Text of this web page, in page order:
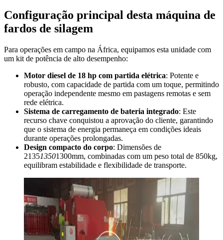
Configuração principal desta máquina de
fardos de silagem
Para operações em campo na África, equipamos esta unidade com
um kit de potência de alto desempenho:
Motor diesel de 18 hp com partida elétrica: Potente e
robusto, com capacidade de partida com um toque, permitindo
operação independente mesmo em pastagens remotas e sem
rede elétrica.
Sistema de carregamento de bateria integrado: Este
recurso chave conquistou a aprovação do cliente, garantindo
que o sistema de energia permaneça em condições ideais
durante operações prolongadas.
Design compacto do corpo: Dimensões de
213513501300mm, combinadas com um peso total de 850kg,
equilibram estabilidade e flexibilidade de transporte.